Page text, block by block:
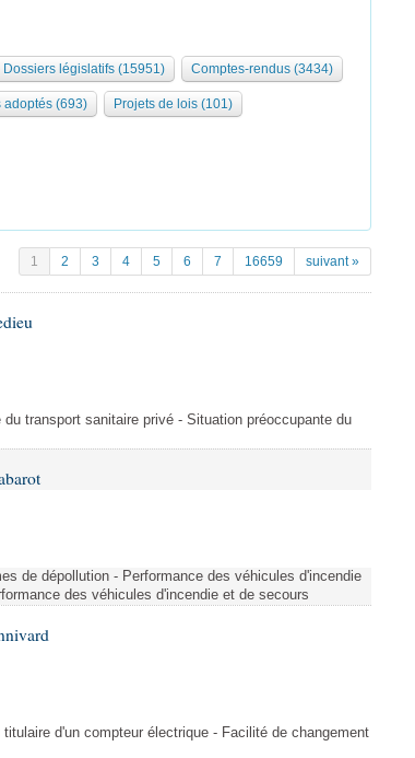
Dossiers législatifs (15951) Comptes-rendus (3434)
adoptés (693) Projets de lois (101)
1 2 3 4 5 6 7 16659 suivant »
transport sanitaire privé - Situation préoccupante du
de dépollution - Performance des véhicules d'incendie
des véhicules d'incendie et de secours
d'un compteur électrique - Facilité de changement